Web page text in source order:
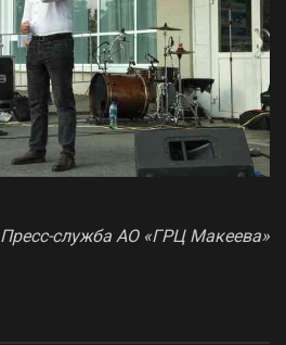
Пресс-служба АО «ГРЦ Макеева»